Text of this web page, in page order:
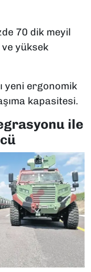
70 dik meyil
yüksek
yeni ergonomik
kapasitesi.
ile